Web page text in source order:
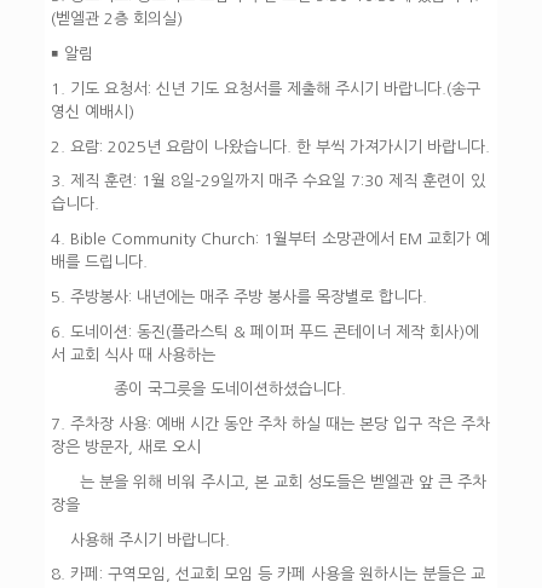
(벧엘관 2층 회의실)
￭ 알림
1. 기도 요청서: 신년 기도 요청서를 제출해 주시기 바랍니다.(송구
영신 예배시)
2. 요람: 2025년 요람이 나왔습니다. 한 부씩 가져가시기 바랍니다.
3. 제직 훈련: 1월 8일–29일까지 매주 수요일 7:30 제직 훈련이 있
습니다.
4. Bible Community Church: 1월부터 소망관에서 EM 교회가 예
배를 드립니다.
5. 주방봉사: 내년에는 매주 주방 봉사를 목장별로 합니다.
6. 도네이션: 동진(플라스틱 & 페이퍼 푸드 콘테이너 제작 회사)에
서 교회 식사 때 사용하는
종이 국그릇을 도네이션하셨습니다.
7. 주차장 사용: 예배 시간 동안 주차 하실 때는 본당 입구 작은 주차
장은 방문자, 새로 오시
는 분을 위해 비워 주시고, 본 교회 성도들은 벧엘관 앞 큰 주차
장을
사용해 주시기 바랍니다.
8. 카페: 구역모임, 선교회 모임 등 카페 사용을 원하시는 분들은 교